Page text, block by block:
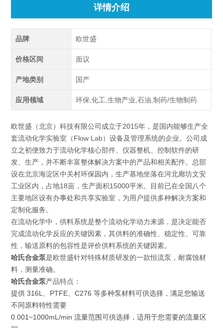
详情介绍
品牌 欧世盛
价格区间 面议
产地类别 国产
应用领域 环保,化工,生物产业,石油,制药/生物制药
欧世盛（北京）科技有限公司成立于2015年，是国内能够生产全
套流动化学实验室（Flow Lab）设备及管理系统的企业。公司成
立之初便致力于流动化学核心部件、仪器整机、控制软件的研
发、生产，并不断丰富整体解决方案中的产品和相关配件。总部
设在北京海淀区中关村环保园内，生产基地坐落在河北廊坊文安
工业区内，占地18亩，生产面积15000平米。目前已在全国八个
主要地区设有办事处和共享实验室，为用户提供多种解决方案和
定制化服务。
在流动化学中，供料系统是整个流动化学动力来源，是决定能否
完成流动化学反应的关键因素，其供料的准确性、稳定性、可靠
性，输送原料的包容性是评价供料系统的关键因素。
哈氏合金泵是欧世盛针对特殊材质研发的一款恒流泵，耐腐蚀材
料，测量准确。
哈氏合金泵产品特点：
提供316L、PTFE、C276 等多种泵材料可供选择，满足您输送
不同原料特性需要
0.001~1000mL/min 流量范围可供选择，适用于您需要的流量区